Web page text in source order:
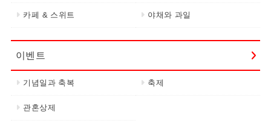
카페 & 스위트 야채와 과일
이벤트
기념일과 축복 축제
관혼상제